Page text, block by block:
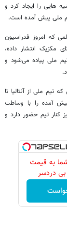
هایی را ایجاد کرد و
ملی پیش آمده است.
که امروز فدراسیون
مکزیک انتشار داده،
ملی پیاده می‌شود و
که تیم ملی از آنتالیا تا
آمده را با وساطت
کنار تیم حضور دارد و
به قیمت
دردسر